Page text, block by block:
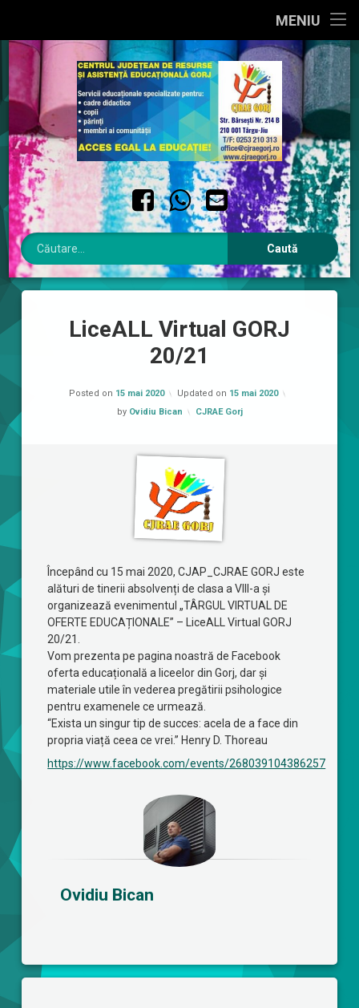
MENIU
DESPRE NOI
INTERES PUBLIC
INTEGRITATE INSTITUȚIONALĂ
CONTACT
Sari
la
conținut
FacebookWhatsApp
Email
LiceALL Virtual GORJ
20/21
Posted on 15 mai 2020 Updated on 15 mai 2020
by Ovidiu Bican Categorii:
CJRAE Gorj
Începând cu 15 mai 2020, CJAP_CJRAE GORJ este
alături de tinerii absolvenți de clasa a VIII-a și
organizează evenimentul „TÂRGUL VIRTUAL DE
OFERTE EDUCAȚIONALE” – LiceALL Virtual GORJ
20/21.
Vom prezenta pe pagina noastră de Facebook
oferta educațională a liceelor din Gorj, dar și
materiale utile în vederea pregătirii psihologice
pentru examenele ce urmează.
“Exista un singur tip de succes: acela de a face din
propria viață ceea ce vrei.” Henry D. Thoreau
https://www.facebook.com/events/268039104386257
Ovidiu Bican